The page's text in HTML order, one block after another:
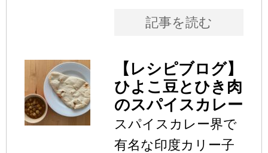
記事を読む
【レシピブログ】
ひよこ豆とひき肉
のスパイスカレー
スパイスカレー界で
有名な印度カリー子